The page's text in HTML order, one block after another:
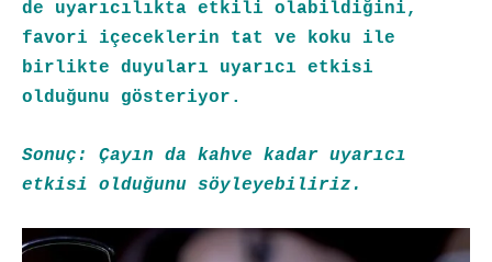
de uyarıcılıkta etkili olabildiğini,
favori içeceklerin tat ve koku ile
birlikte duyuları uyarıcı etkisi
olduğunu gösteriyor.
Sonuç: Çayın da kahve kadar uyarıcı
etkisi olduğunu söyleyebiliriz.